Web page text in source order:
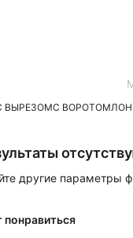
ВЫРЕЗОМС ВОРОТОМ
другие параметры